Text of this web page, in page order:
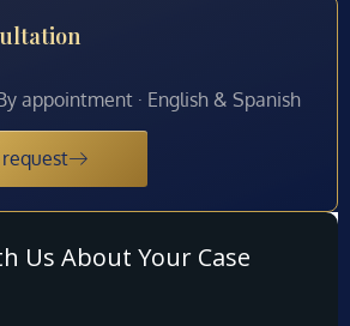
appointment · English & Spanish